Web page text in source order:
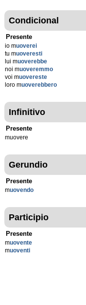
Condicional
Presente
io muoverei
tu muoveresti
lui muoverebbe
noi muoveremmo
voi muovereste
loro muoverebbero
Infinitivo
Presente
muovere
Gerundio
Presente
muovendo
Participio
Presente
muovente
muoventi